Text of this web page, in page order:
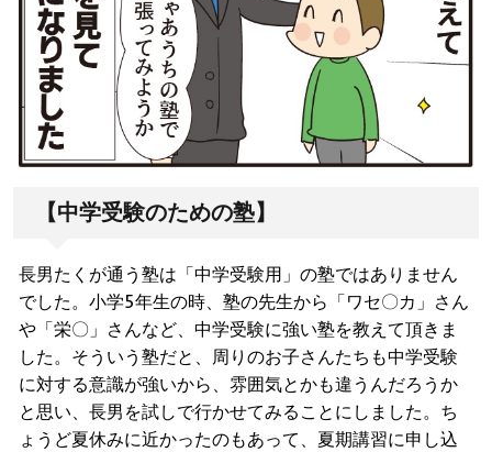
【中学受験のための塾】
長男たくが通う塾は「中学受験用」の塾ではありません
でした。小学5年生の時、塾の先生から「ワセ〇カ」さん
や「栄〇」さんなど、中学受験に強い塾を教えて頂きま
した。そういう塾だと、周りのお子さんたちも中学受験
に対する意識が強いから、雰囲気とかも違うんだろうか
と思い、長男を試しで行かせてみることにしました。ち
ょうど夏休みに近かったのもあって、夏期講習に申し込